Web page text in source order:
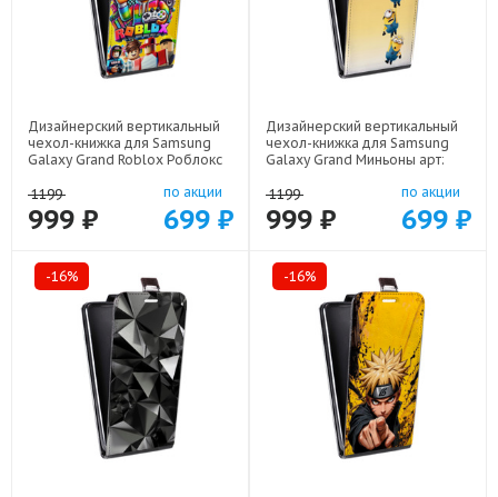
Дизайнерский вертикальный
чехол-книжка для Samsung
Galaxy Grand Roblox Роблокс
1199
999 ₽
по акции
699 ₽
Дизайнерский вертикальный
чехол-книжка для Samsung
Galaxy Grand Миньоны арт:
1199
999 ₽
по акции
699 ₽
-16% -16%